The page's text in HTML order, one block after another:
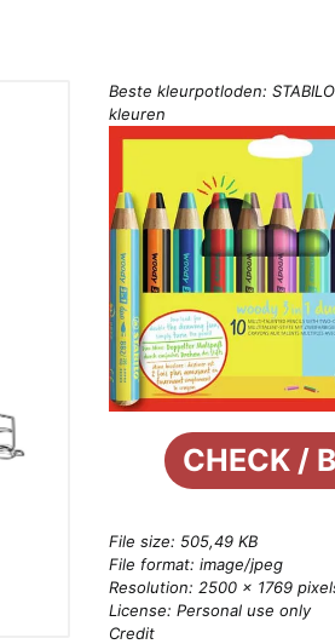
Beste kleurpotloden:
kleuren
CHECK /
File size: 505,49 KB
File format: image/jpeg
Resolution: 2500 × 1769
License: Personal use only
Credit